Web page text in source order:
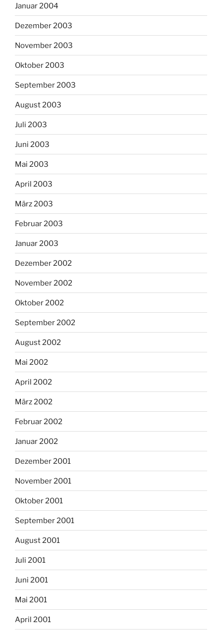
Januar 2004
Dezember 2003
November 2003
Oktober 2003
September 2003
August 2003
Juli 2003
Juni 2003
Mai 2003
April 2003
März 2003
Februar 2003
Januar 2003
Dezember 2002
November 2002
Oktober 2002
September 2002
August 2002
Mai 2002
April 2002
März 2002
Februar 2002
Januar 2002
Dezember 2001
November 2001
Oktober 2001
September 2001
August 2001
Juli 2001
Juni 2001
Mai 2001
April 2001